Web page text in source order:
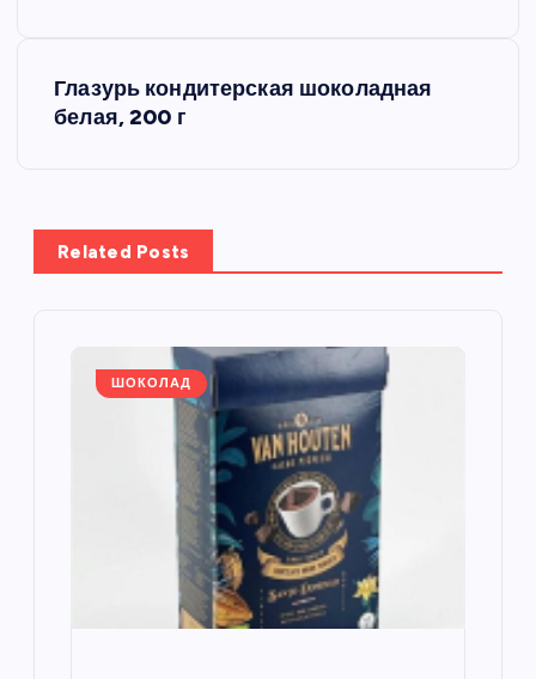
а
ц
Глазурь кондитерская шоколадная
белая, 200 г
Related Posts
ШОКОЛАД